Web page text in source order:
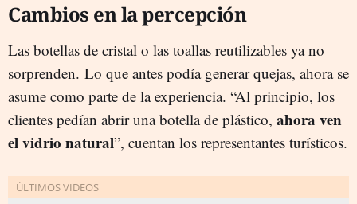
Cambios en la percepción
Las botellas de cristal o las toallas reutilizables ya no
sorprenden. Lo que antes podía generar quejas, ahora se
asume como parte de la experiencia. “Al principio, los
clientes pedían abrir una botella de plástico, ahora ven
el vidrio natural”, cuentan los representantes turísticos.